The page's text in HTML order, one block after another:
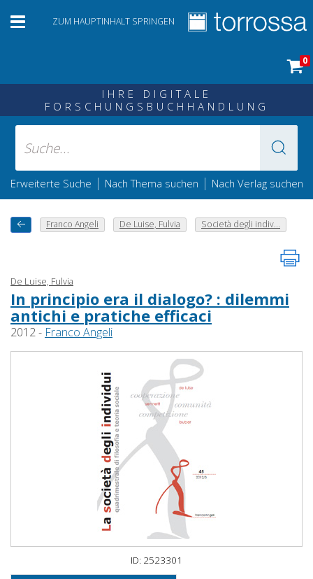
ZUM HAUPTINHALT SPRINGEN
0
IHRE DIGITALE
FORSCHUNGSBUCHHANDLUNG
Erweiterte Suche | Nach Thema suchen | Nach Verlag suchen
Franco Angeli De Luise, Fulvia Società degli indiv...
De Luise, Fulvia
In principio era il dialogo? : dilemmi
antichi e pratiche efficaci
2012 - Franco Angeli
ID: 2523301